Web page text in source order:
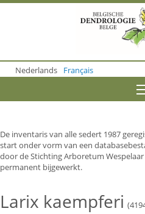
o
m
o
n
t
e
n
Nederlands Français
De inventaris van alle sedert 1987
start onder vorm van een
door de Stichting Arboretum
permanent bijgewerkt.
Larix kaempferi